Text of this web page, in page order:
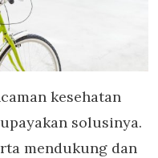
kesehatan
solusinya.
mendukung dan